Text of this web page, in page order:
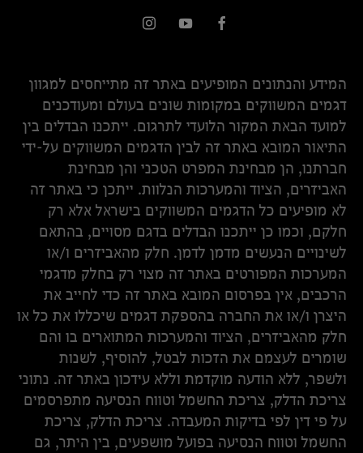
המידע והנתונים המופיעים באתר זה מתייחסים למגוון
דגמים המשווקים במקומות שונים בעולם ומעודכנים
למועד הבאת המקור הלועדי לתרגום. ייתכנו הבדלים בין
התיאור המובא באתר זה לבין הדגמים המשווקים על-ידי
חברתנו, הן מבחינת המפרט הטכני והן מבחינת
האביזרים, הציוד והמערכות הנלוות. ייתכן כי באתר זה
לא מופיעים כל הדגמים המשווקים בישראל אלא רק
חלקם, וכמו כן ייתכנו הבדלים בדגם מסויים, בהתאם
לשינויים הנעשים מדמן לדמן. חלק מהאביזרים ו/או
המערכות המפורטים באתר זה מצוי רק בחלק מדגמי
הרכבים, אין בפרסום המובא באתר זה כדי לחייב את
היצרן ו/או את החברה בהספקת דגמים שיכללו את כל או
חלק מהאביזרים, הציוד והמערכות המתוארים בו והם
שומרים לעצמם את הזכות לבטל, להוסיף, לשנות
ולשפר, ללא הודעה מוקדמת וללא עידכון באתר זה. נתוני
צריכת הדלק, צריכת החשמל וטווח הנסיעה מתפרסמים
על פי דין לפי בדיקות המעבדה. צריכת הדלק, צריכת
החשמל וטווח הנסיעה בפועל מושפעים, בין היתר, גם